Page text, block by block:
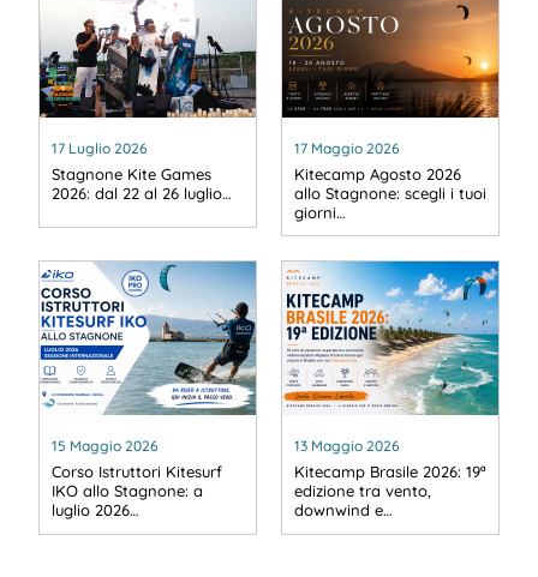
17 Luglio 2026
Stagnone Kite Games
2026: dal 22 al 26 luglio…
17 Maggio 2026
Kitecamp Agosto 2026
allo Stagnone: scegli i tuoi
giorni…
15 Maggio 2026
Corso Istruttori Kitesurf
IKO allo Stagnone: a
luglio 2026…
13 Maggio 2026
Kitecamp Brasile 2026: 19ª
edizione tra vento,
downwind e…